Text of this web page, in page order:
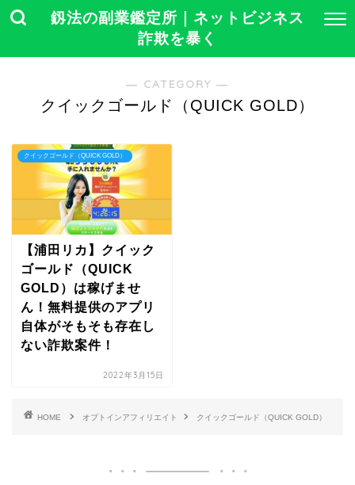
釼法の副業鑑定所｜ネットビジネス
詐欺を暴く
― CATEGORY ―
クイックゴールド（QUICK GOLD）
クイックゴールド（QUICK GOLD）
【浦田リカ】クイック
ゴールド（QUICK
GOLD）は稼げませ
ん！無料提供のアプリ
自体がそもそも存在し
ない詐欺案件！
2022年3月15日
HOME オプトインアフィリエイト クイックゴールド（QUICK GOLD）